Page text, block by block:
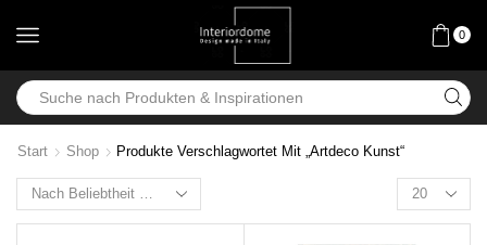
0
Start Shop Produkte Verschlagwortet Mit „Artdeco Kunst“